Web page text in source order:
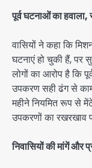
पूर्व घटनाओं का
वासियों ने कहा कि
घटनाएं हो चुकी हैं, पर
लोगों का आरोप है कि
उपकरण सही ढंग से
महीने नियमित रूप से
उपकरणों का रखरखाव
निवासियों की मांगें और